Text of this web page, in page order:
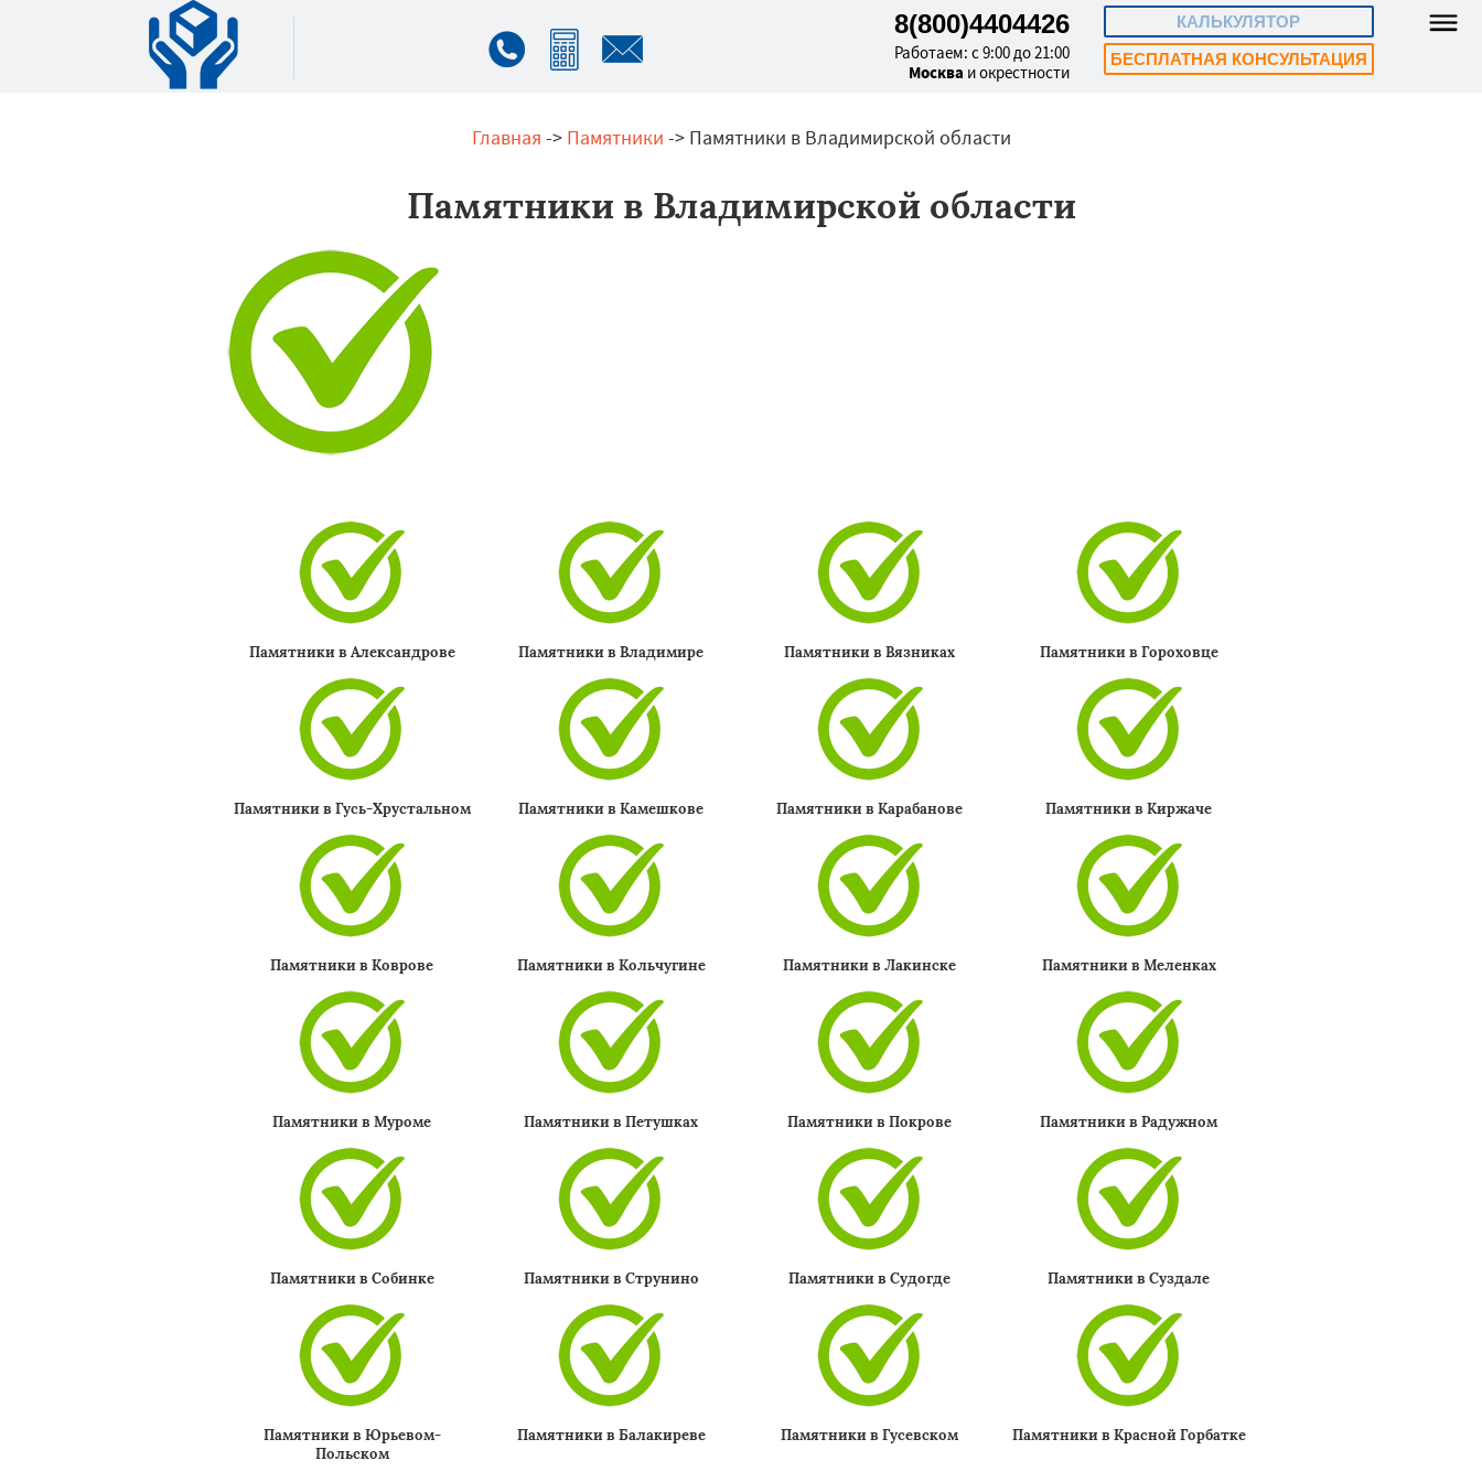
КАЛЬКУЛЯТОР
БЕСПЛАТНАЯ КОНСУЛЬТАЦИЯ
8(800)4404426
Работаем: с 9:00 до 21:00
Москва и окрестности
Главная -> Памятники -> Памятники в Владимирской области
Памятники в Владимирской области
Памятники в Александрове Памятники в Владимире Памятники в Вязниках Памятники в Гороховце
Памятники в Гусь-Хрустальном Памятники в Камешкове Памятники в Карабанове Памятники в Киржаче
Памятники в Коврове Памятники в Кольчугине Памятники в Лакинске Памятники в Меленках
Памятники в Муроме Памятники в Петушках Памятники в Покрове Памятники в Радужном
Памятники в Собинке Памятники в Струнино Памятники в Судогде Памятники в Суздале
Памятники в Юрьевом-
Польском
Памятники в Балакиреве Памятники в Гусевском Памятники в Красной Горбатке
×
Даю согласие на обработку персональных данных